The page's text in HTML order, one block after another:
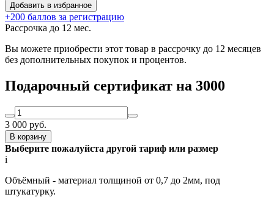
Добавить в избранное
+200 баллов за регистрацию
Рассрочка до 12 мес.
Вы можете приобрести этот товар в рассрочку до 12 месяцев
без дополнительных покупок и процентов.
Подарочный сертификат на 3000
3 000 руб.
В корзину
Выберите пожалуйста другой тариф или размер
i
Объёмный - материал толщиной от 0,7 до 2мм, под
штукатурку.